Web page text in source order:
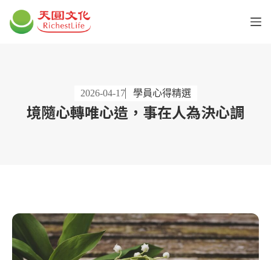
2026-04-17 學員心得精選
境隨心轉唯心造，事在人為決心調